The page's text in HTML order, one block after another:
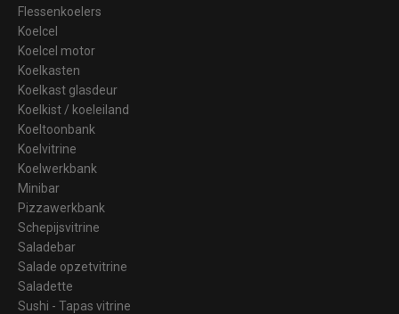
Flessenkoelers
Koelcel
Koelcel motor
Koelkasten
Koelkast glasdeur
Koelkist / koeleiland
Koeltoonbank
Koelvitrine
Koelwerkbank
Minibar
Pizzawerkbank
Schepijsvitrine
Saladebar
Salade opzetvitrine
Saladette
Sushi - Tapas vitrine